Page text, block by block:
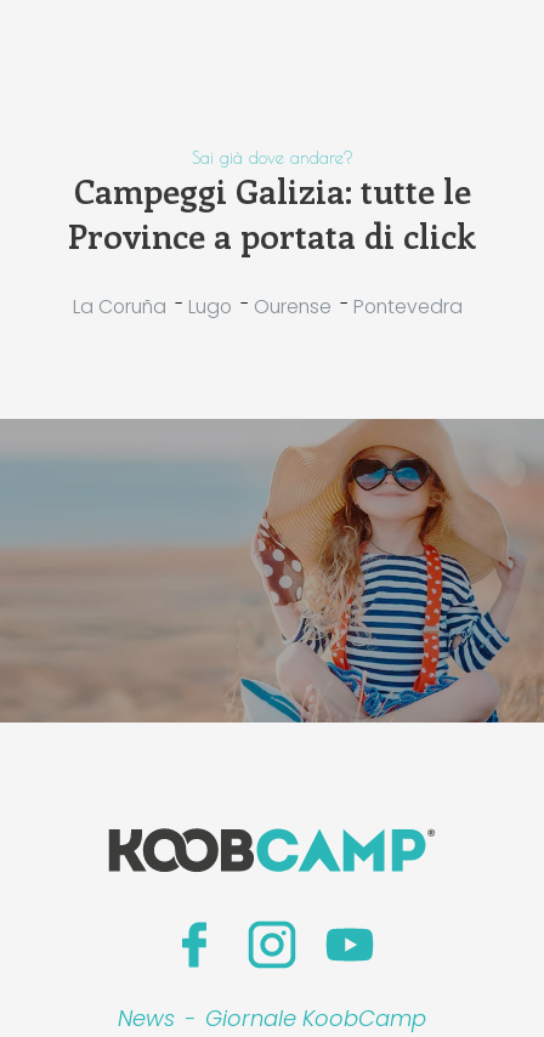
Sai già dove andare?
Campeggi Galizia: tutte le
Province a portata di click
La Coruña - Lugo - Ourense - Pontevedra
News - Giornale KoobCamp